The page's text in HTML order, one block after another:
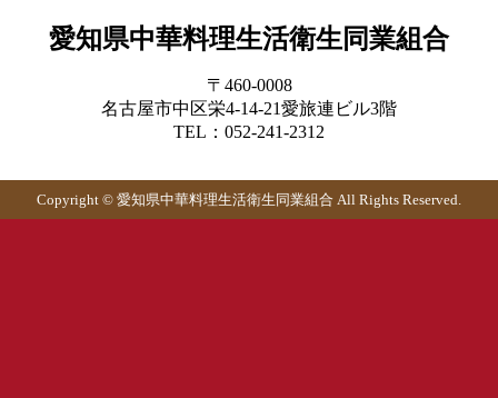
愛知県中華料理生活衛生同業組合
〒460-0008
名古屋市中区栄4-14-21愛旅連ビル3階
TEL：052-241-2312
Copyright © 愛知県中華料理生活衛生同業組合 All Rights Reserved.